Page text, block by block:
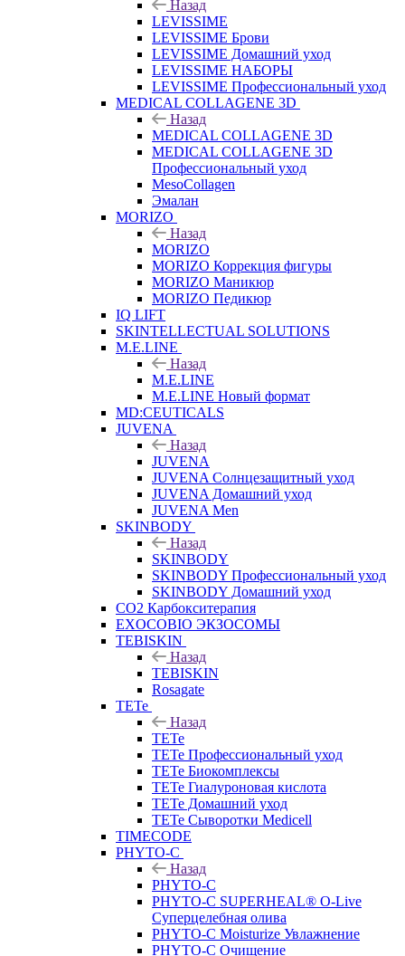
Назад
LEVISSIME
LEVISSIME Брови
LEVISSIME Домашний уход
LEVISSIME НАБОРЫ
LEVISSIME Профессиональный уход
MEDICAL COLLAGENE 3D
Назад
MEDICAL COLLAGENE 3D
MEDICAL COLLAGENE 3D
Профессиональный уход
MesoCollagen
Эмалан
MORIZO
Назад
MORIZO
MORIZO Коррекция фигуры
MORIZO Маникюр
MORIZO Педикюр
IQ LIFT
SKINTELLECTUAL SOLUTIONS
M.E.LINE
Назад
M.E.LINE
M.E.LINE Новый формат
MD:CEUTICALS
JUVENA
Назад
JUVENA
JUVENA Солнцезащитный уход
JUVENA Домашний уход
JUVENA Men
SKINBODY
Назад
SKINBODY
SKINBODY Профессиональный уход
SKINBODY Домашний уход
CO2 Карбокситерапия
EXOCOBIO ЭКЗОСОМЫ
TEBISKIN
Назад
TEBISKIN
Rosagate
TETe
Назад
TETe
TETe Профессиональный уход
TETe Биокомплексы
TETe Гиалуроновая кислота
TETe Домашний уход
TETe Сыворотки Medicell
TIMECODE
PHYTO-C
Назад
PHYTO-C
PHYTO-C SUPERHEAL® O-Live
Суперцелебная олива
PHYTO-C Moisturize Увлажнение
PHYTO-C Очищение